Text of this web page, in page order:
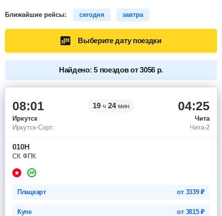
Ближайшие рейсы: сегодня завтра
Выберите дату поездки
Найдено: 5 поездов от 3056 р.
08:01 19 ч 24мин 04:25
Иркутск
Чита
Иркутск-Сорт.
Чита-2
010Н
СК ФПК
Плацкарт от 3339₽
Купе от 3815₽